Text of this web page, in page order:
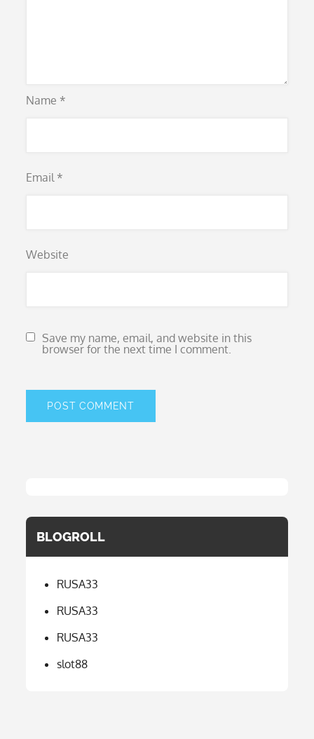
Name *
Email *
Website
Save my name, email, and website in this
browser for the next time I comment.
BLOGROLL
RUSA33
RUSA33
RUSA33
slot88